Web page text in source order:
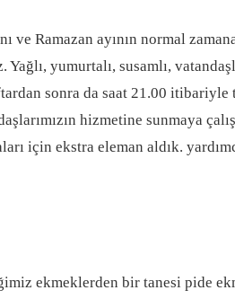
Ramazan ayının normal
yumurtalı, susamlı,
sonra da saat 21.00
hizmetine sunmaya
için ekstra eleman aldık.
ekmeklerden bir tanesi pide